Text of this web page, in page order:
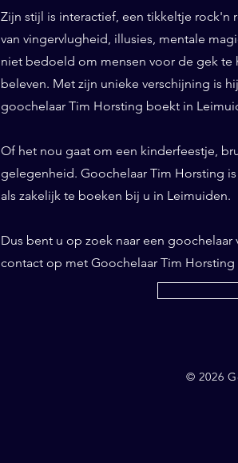
Zijn stijl is interactief, een tikkeltje rock'n
van vingervlugheid, illusies, mentale
niet bedoeld om mensen voor de gek te
beleven. Met zijn unieke verschijning is
goochelaar Tim Horsting boekt in
Of het nou gaat om een kinderfeestje,
gelegenheid. Goochelaar Tim Horsting
als zakelijk te boeken bij u in Leimuiden.
Dus bent u op zoek naar een
contact op met Goochelaar Tim Horsting
© 2026